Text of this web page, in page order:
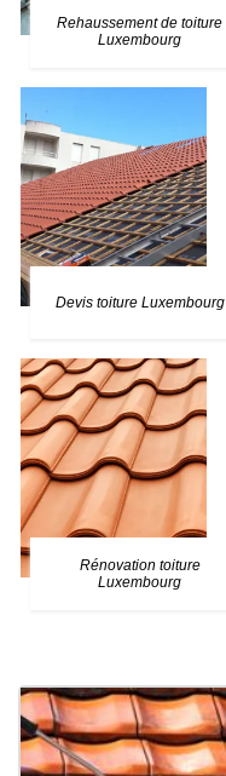
Rehaussement de toiture
Luxembourg
Devis toiture Luxembourg
Rénovation toiture
Luxembourg